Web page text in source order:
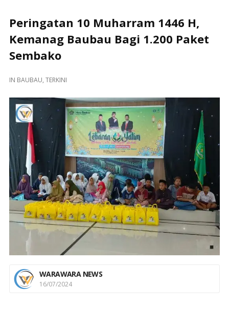
Peringatan 10 Muharram 1446 H,
Kemanag Baubau Bagi 1.200 Paket
Sembako
IN BAUBAU, TERKINI
WARAWARA NEWS
16/07/2024